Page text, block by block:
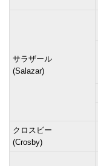
サラザール
(Salazar)
クロスビー
(Crosby)